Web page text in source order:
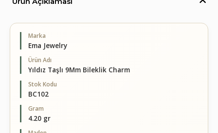
Marka
Ema Jewelry
Ürün Adı
Yıldız Taşlı 9Mm Bileklik Charm
Stok Kodu
BC102
Gram
4.20 gr